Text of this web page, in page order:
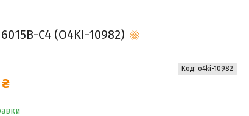
C4 (O4KI-10982)
Код: o4ki-10982